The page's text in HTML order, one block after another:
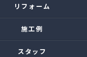
リフォーム
施工例
スタッフ